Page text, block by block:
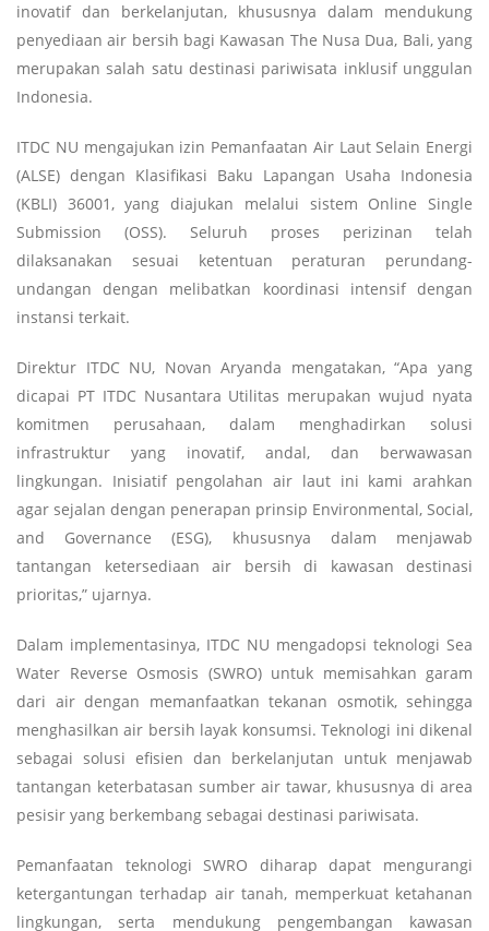
inovatif dan berkelanjutan, khususnya dalam mendukung
penyediaan air bersih bagi Kawasan The Nusa Dua, Bali, yang
merupakan salah satu destinasi pariwisata inklusif unggulan
Indonesia.
ITDC NU mengajukan izin Pemanfaatan Air Laut Selain Energi
(ALSE) dengan Klasifikasi Baku Lapangan Usaha Indonesia
(KBLI) 36001, yang diajukan melalui sistem Online Single
Submission (OSS). Seluruh proses perizinan telah
dilaksanakan sesuai ketentuan peraturan perundang-
undangan dengan melibatkan koordinasi intensif dengan
instansi terkait.
Direktur ITDC NU, Novan Aryanda mengatakan, “Apa yang
dicapai PT ITDC Nusantara Utilitas merupakan wujud nyata
komitmen perusahaan, dalam menghadirkan solusi
infrastruktur yang inovatif, andal, dan berwawasan
lingkungan. Inisiatif pengolahan air laut ini kami arahkan
agar sejalan dengan penerapan prinsip Environmental, Social,
and Governance (ESG), khususnya dalam menjawab
tantangan ketersediaan air bersih di kawasan destinasi
prioritas,” ujarnya.
Dalam implementasinya, ITDC NU mengadopsi teknologi Sea
Water Reverse Osmosis (SWRO) untuk memisahkan garam
dari air dengan memanfaatkan tekanan osmotik, sehingga
menghasilkan air bersih layak konsumsi. Teknologi ini dikenal
sebagai solusi efisien dan berkelanjutan untuk menjawab
tantangan keterbatasan sumber air tawar, khususnya di area
pesisir yang berkembang sebagai destinasi pariwisata.
Pemanfaatan teknologi SWRO diharap dapat mengurangi
ketergantungan terhadap air tanah, memperkuat ketahanan
lingkungan, serta mendukung pengembangan kawasan